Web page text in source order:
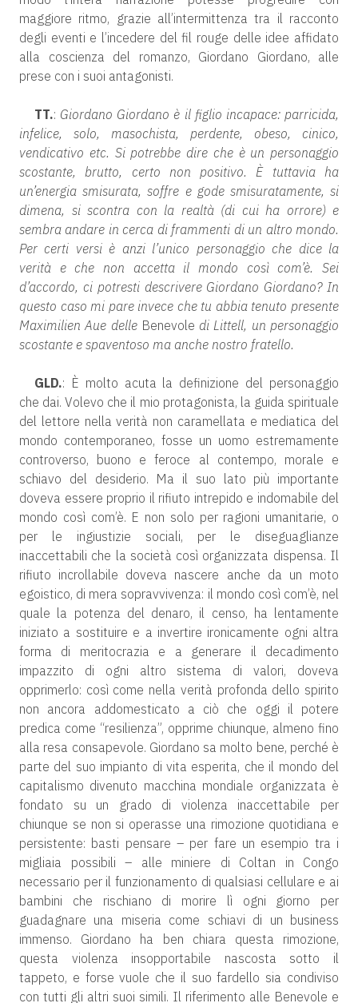
maggiore ritmo, grazie all’intermittenza tra il racconto
degli eventi e l’incedere del fil rouge delle idee affidato
alla coscienza del romanzo, Giordano Giordano, alle
prese con i suoi antagonisti.
TT.: Giordano Giordano è il figlio incapace: parricida,
infelice, solo, masochista, perdente, obeso, cinico,
vendicativo etc. Si potrebbe dire che è un personaggio
scostante, brutto, certo non positivo. È tuttavia ha
un’energia smisurata, soffre e gode smisuratamente, si
dimena, si scontra con la realtà (di cui ha orrore) e
sembra andare in cerca di frammenti di un altro mondo.
Per certi versi è anzi l’unico personaggio che dice la
verità e che non accetta il mondo così com’è. Sei
d’accordo, ci potresti descrivere Giordano Giordano? In
questo caso mi pare invece che tu abbia tenuto presente
Maximilien Aue delle Benevole di Littell, un personaggio
scostante e spaventoso ma anche nostro fratello.
GLD.: È molto acuta la definizione del personaggio
che dai. Volevo che il mio protagonista, la guida spirituale
del lettore nella verità non caramellata e mediatica del
mondo contemporaneo, fosse un uomo estremamente
controverso, buono e feroce al contempo, morale e
schiavo del desiderio. Ma il suo lato più importante
doveva essere proprio il rifiuto intrepido e indomabile del
mondo così com’è. E non solo per ragioni umanitarie, o
per le ingiustizie sociali, per le diseguaglianze
inaccettabili che la società così organizzata dispensa. Il
rifiuto incrollabile doveva nascere anche da un moto
egoistico, di mera sopravvivenza: il mondo così com’è, nel
quale la potenza del denaro, il censo, ha lentamente
iniziato a sostituire e a invertire ironicamente ogni altra
forma di meritocrazia e a generare il decadimento
impazzito di ogni altro sistema di valori, doveva
opprimerlo: così come nella verità profonda dello spirito
non ancora addomesticato a ciò che oggi il potere
predica come “resilienza”, opprime chiunque, almeno fino
alla resa consapevole. Giordano sa molto bene, perché è
parte del suo impianto di vita esperita, che il mondo del
capitalismo divenuto macchina mondiale organizzata è
fondato su un grado di violenza inaccettabile per
chiunque se non si operasse una rimozione quotidiana e
persistente: basti pensare – per fare un esempio tra i
migliaia possibili – alle miniere di Coltan in Congo
necessario per il funzionamento di qualsiasi cellulare e ai
bambini che rischiano di morire lì ogni giorno per
guadagnare una miseria come schiavi di un business
immenso. Giordano ha ben chiara questa rimozione,
questa violenza insopportabile nascosta sotto il
tappeto, e forse vuole che il suo fardello sia condiviso
con tutti gli altri suoi simili. Il riferimento alle Benevole e